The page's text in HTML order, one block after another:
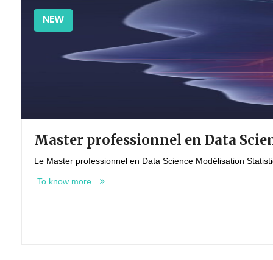
Master professionnel en Data
NEW
Le Master professionnel en Data Science Modélisation
To know more